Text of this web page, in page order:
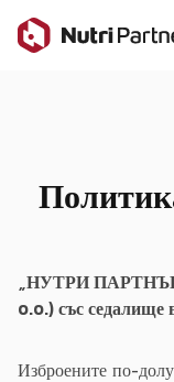
„НУТРИ
o.o.) със
Изброените по-